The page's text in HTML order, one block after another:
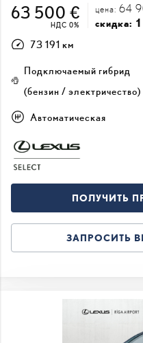
63 500 €
НДС 0%
цена: 64
скидка:
73 191 км
Подключаемый гибрид
(бензин / электричество)
Автоматическая
ПОЛУЧИТЬ
ЗАПРОСИТЬ